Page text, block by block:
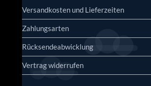
Versandkosten und Lieferzeiten
Zahlungsarten
Rücksendeabwicklung
Vertrag widerrufen